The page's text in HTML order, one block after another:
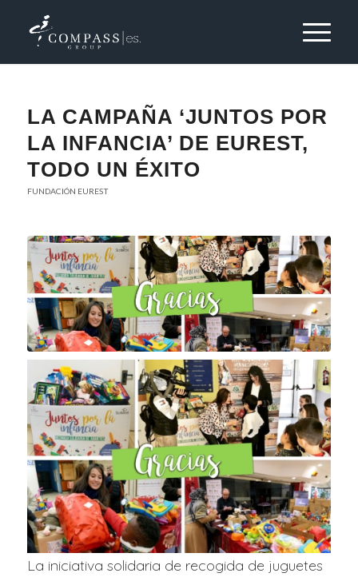
LA CAMPAÑA ‘JUNTOS POR
LA INFANCIA’ DE EUREST,
TODO UN ÉXITO
FUNDACIÓN EUREST
La iniciativa solidaria de recogida de juguetes